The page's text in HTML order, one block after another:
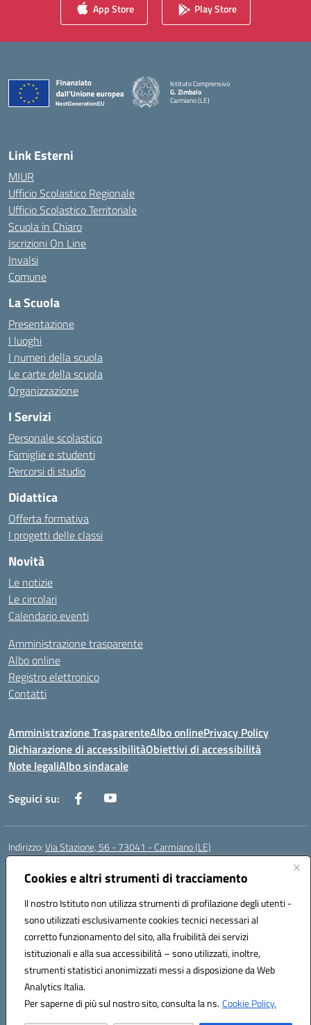
Cookies e altri strumenti di tracciamento
Il nostro Istituto non utilizza strumenti di profilazione degli utenti -
sono utilizzati esclusivamente cookies tecnici necessari al
corretto funzionamento del sito, alla fruibilità dei servizi
istituzionali e alla sua accessibilità – sono utilizzati, inoltre,
strumenti statistici anonimizzati messi a disposizione da Web
Analytics Italia.
Per saperne di più sul nostro sito, consulta la ns.Cookie Policy.
App Store Play Store
Istituto Comprensivo
G. Zimbalo
Carmiano (LE)
Link Esterni
MIUR
Ufficio Scolastico Regionale
Ufficio Scolastico Territoriale
Scuola in Chiaro
Iscrizioni On Line
Invalsi
Comune
La Scuola
Presentazione
I luoghi
I numeri della scuola
Le carte della scuola
Organizzazione
I Servizi
Personale scolastico
Famiglie e studenti
Percorsi di studio
Didattica
Offerta formativa
I progetti delle classi
Novità
Le notizie
Le circolari
Calendario eventi
Amministrazione trasparente
Albo online
Registro elettronico
Contatti
Amministrazione TrasparenteAlbo onlinePrivacy Policy
Dichiarazione di accessibilitàObiettivi di accessibilità
Note legaliAlbo sindacale
Seguici su:
Indirizzo:Via Stazione, 56 - 73041 - Carmiano (LE)
Centralino:
Posta elettronica certificata (PEC):leic88600a@pec.istruzione.it
Codice fiscale: 93058030755
Codice meccanografico:LEIC88600A
Codice Indice delle Pubbliche Amministrazioni (IPA): istsc_leic88600a
Codice unico di fatturazione (CUF): UFXBKN
Hosting & Powered by 3D Solution S.r.l.
Concept & Design by Designers Italia